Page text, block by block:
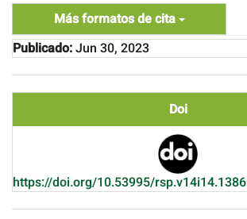
Más formatos de cita
Publicado:Jun 30, 2023
Doi
https://doi.org/10.53995/rsp.v14i14.1386